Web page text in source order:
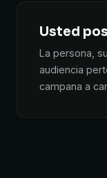
Usted
La persona,
audiencia
campana a